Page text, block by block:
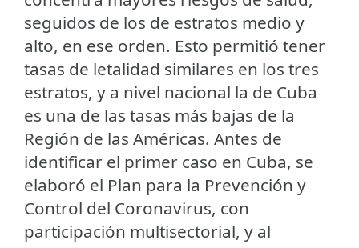
seguidos de los de estratos medio y
alto, en ese orden. Esto permitió tener
tasas de letalidad similares en los tres
estratos, y a nivel nacional la de Cuba
es una de las tasas más bajas de la
Región de las Américas. Antes de
identificar el primer caso en Cuba, se
elaboró el Plan para la Prevención y
Control del Coronavirus, con
participación multisectorial, y al